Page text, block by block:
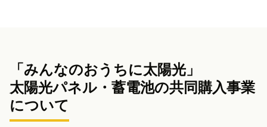
「みんなのおうちに太陽光」
太陽光パネル・蓄電池の共同購入事業
について